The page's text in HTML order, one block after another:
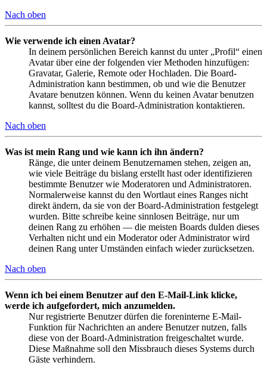
Nach oben
Wie verwende ich einen Avatar?
In deinem persönlichen Bereich kannst du unter „Profil“ einen
Avatar über eine der folgenden vier Methoden hinzufügen:
Gravatar, Galerie, Remote oder Hochladen. Die Board-
Administration kann bestimmen, ob und wie die Benutzer
Avatare benutzen können. Wenn du keinen Avatar benutzen
kannst, solltest du die Board-Administration kontaktieren.
Nach oben
Was ist mein Rang und wie kann ich ihn ändern?
Ränge, die unter deinem Benutzernamen stehen, zeigen an,
wie viele Beiträge du bislang erstellt hast oder identifizieren
bestimmte Benutzer wie Moderatoren und Administratoren.
Normalerweise kannst du den Wortlaut eines Ranges nicht
direkt ändern, da sie von der Board-Administration festgelegt
wurden. Bitte schreibe keine sinnlosen Beiträge, nur um
deinen Rang zu erhöhen — die meisten Boards dulden dieses
Verhalten nicht und ein Moderator oder Administrator wird
deinen Rang unter Umständen einfach wieder zurücksetzen.
Nach oben
Wenn ich bei einem Benutzer auf den E-Mail-Link klicke,
werde ich aufgefordert, mich anzumelden.
Nur registrierte Benutzer dürfen die foreninterne E-Mail-
Funktion für Nachrichten an andere Benutzer nutzen, falls
diese von der Board-Administration freigeschaltet wurde.
Diese Maßnahme soll den Missbrauch dieses Systems durch
Gäste verhindern.